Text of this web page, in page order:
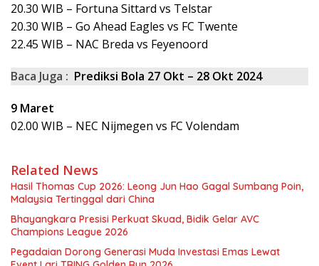
20.30 WIB – Fortuna Sittard vs Telstar
20.30 WIB – Go Ahead Eagles vs FC Twente
22.45 WIB – NAC Breda vs Feyenoord
Baca Juga : Prediksi Bola 27 Okt – 28 Okt 2024
9 Maret
02.00 WIB – NEC Nijmegen vs FC Volendam
Related News
Hasil Thomas Cup 2026: Leong Jun Hao Gagal Sumbang Poin,
Malaysia Tertinggal dari China
Bhayangkara Presisi Perkuat Skuad, Bidik Gelar AVC
Champions League 2026
Pegadaian Dorong Generasi Muda Investasi Emas Lewat